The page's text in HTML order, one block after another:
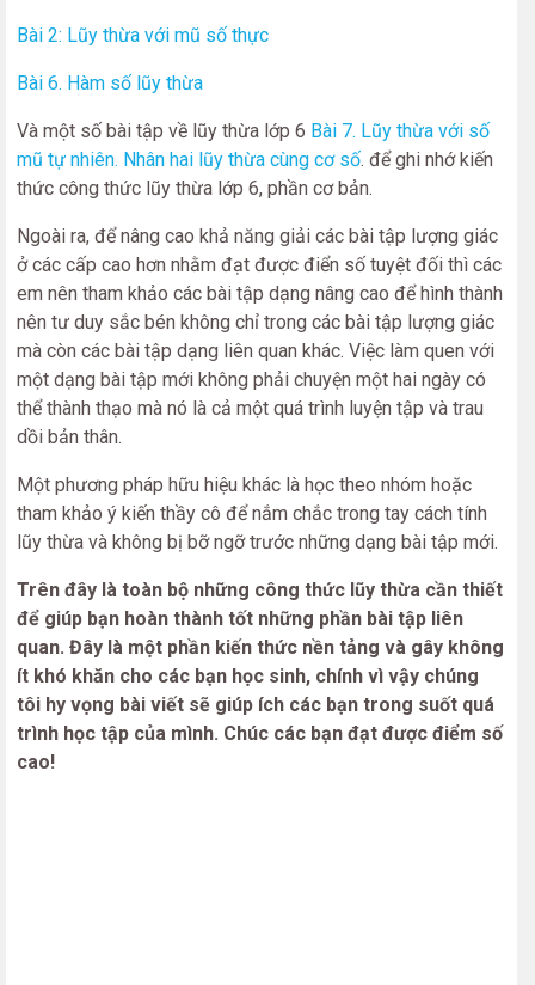
Bài 2: Lũy thừa với mũ số thực
Bài 6. Hàm số lũy thừa
Và một số bài tập về lũy thừa lớp 6 Bài 7. Lũy thừa với số
mũ tự nhiên. Nhân hai lũy thừa cùng cơ số. để ghi nhớ kiến
thức công thức lũy thừa lớp 6, phần cơ bản.
Ngoài ra, để nâng cao khả năng giải các bài tập lượng giác
ở các cấp cao hơn nhằm đạt được điển số tuyệt đối thì các
em nên tham khảo các bài tập dạng nâng cao để hình thành
nên tư duy sắc bén không chỉ trong các bài tập lượng giác
mà còn các bài tập dạng liên quan khác. Việc làm quen với
một dạng bài tập mới không phải chuyện một hai ngày có
thể thành thạo mà nó là cả một quá trình luyện tập và trau
dồi bản thân.
Một phương pháp hữu hiệu khác là học theo nhóm hoặc
tham khảo ý kiến thầy cô để nắm chắc trong tay cách tính
lũy thừa và không bị bỡ ngỡ trước những dạng bài tập mới.
Trên đây là toàn bộ những công thức lũy thừa cần thiết
để giúp bạn hoàn thành tốt những phần bài tập liên
quan. Đây là một phần kiến thức nền tảng và gây không
ít khó khăn cho các bạn học sinh, chính vì vậy chúng
tôi hy vọng bài viết sẽ giúp ích các bạn trong suốt quá
trình học tập của mình. Chúc các bạn đạt được điểm số
cao!